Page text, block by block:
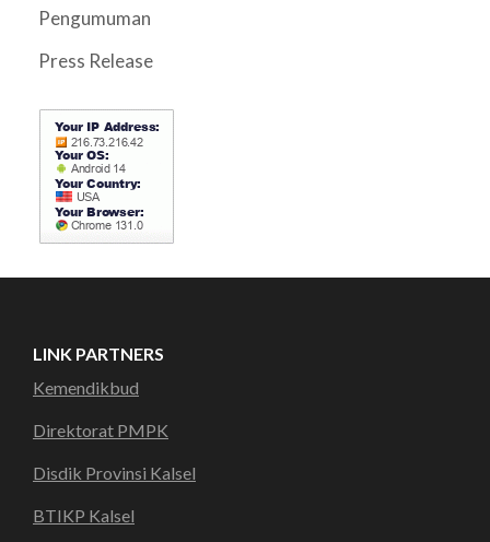
Pengumuman
Press Release
LINK PARTNERS
Kemendikbud
Direktorat PMPK
Disdik Provinsi Kalsel
BTIKP Kalsel